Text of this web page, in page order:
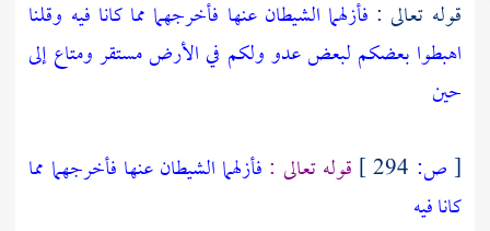
قوله تعالى : فأزلهما الشيطان عنها فأخرجهما مما كانا فيه وقلنا
اهبطوا بعضكم لبعض عدو ولكم في الأرض مستقر ومتاع إلى
حين
[ص: قوله تعالى : فأزلهما الشيطان عنها فأخرجهما مما
كانا فيه